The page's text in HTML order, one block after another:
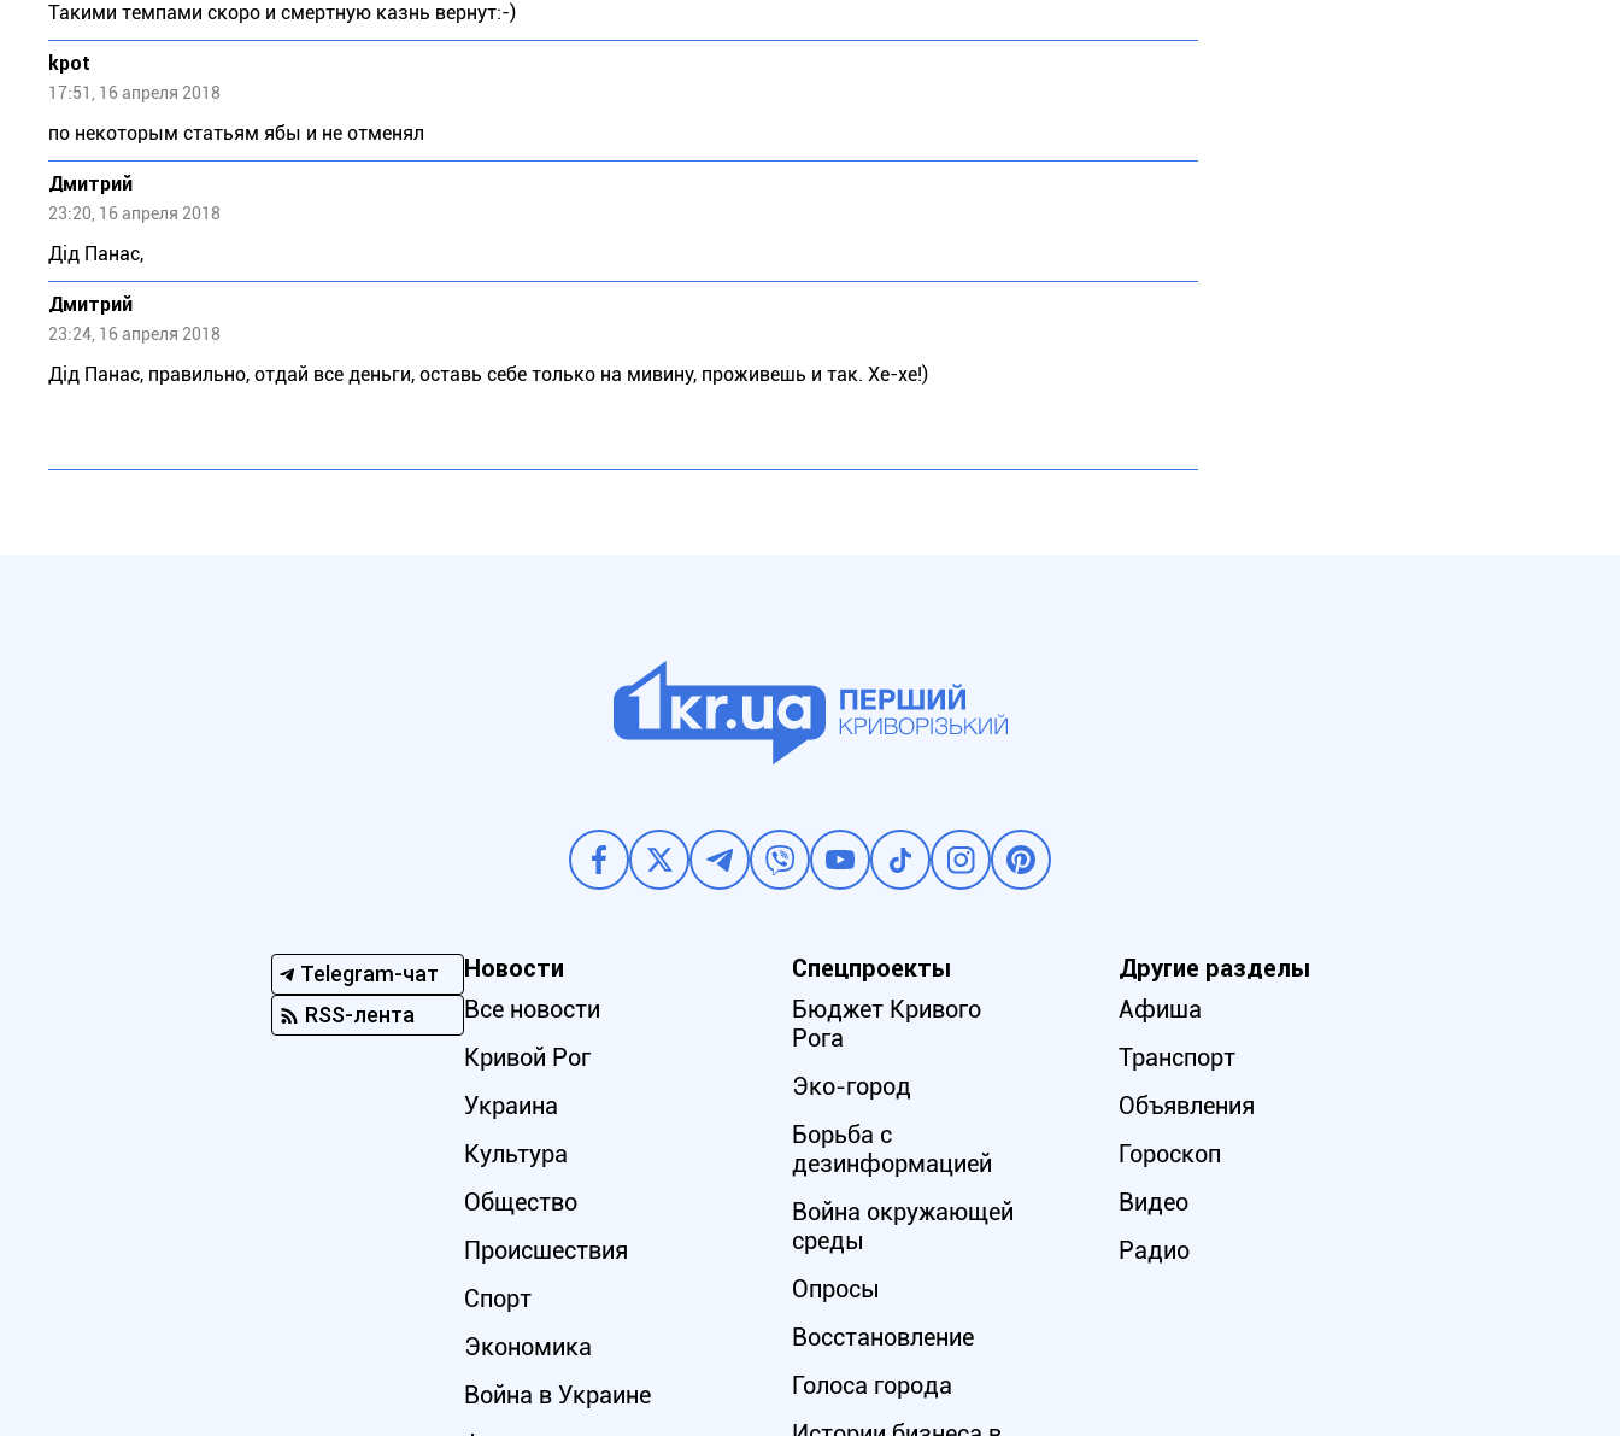
Такими темпами скоро и смертную казнь вернут:-)
kpot
17:51, 16 апреля 2018
по некоторым статьям ябы и не отменял
Дмитрий
23:20, 16 апреля 2018
Дід Панас,
Дмитрий
23:24, 16 апреля 2018
Дід Панас, правильно, отдай все деньги, оставь себе только на мивину, проживешь и так. Хе-хе!)
Telegram-чат
RSS-лента
Новости
Все новости
Кривой Рог
Украина
Культура
Общество
Происшествия
Спорт
Экономика
Война в Украине
Спецпроекты
Бюджет Кривого
Рога
Эко-город
Борьба с
дезинформацией
Война окружающей
среды
Опросы
Восстановление
Голоса города
Другие разделы
Афиша
Транспорт
Объявления
Гороскоп
Видео
Радио